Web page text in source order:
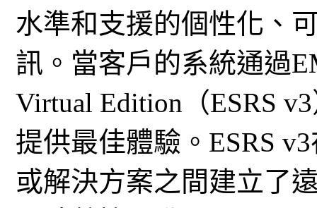
水準和支援的個性化、
訊。當客戶的系統通過
Virtual Edition（ESRS
提供最佳體驗。ESRS
或解決方案之間建立了